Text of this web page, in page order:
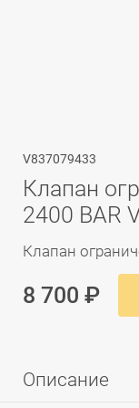
V837079433
Клапан
2400 BAR
Клапан
8 700 ₽
Описание